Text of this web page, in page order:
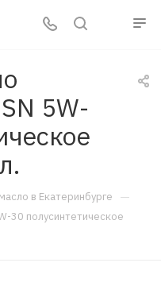
5W-
в Екатеринбурге —
30 полусинтетическое